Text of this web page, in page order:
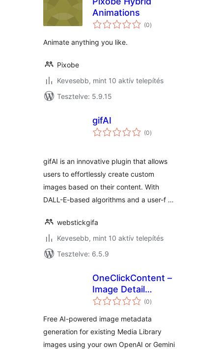
Animations
(0értékelés
összesen
)
Animate anything you like.
Pixobe
Kevesebb, mint 10 aktív telepítés
Tesztelve: 5.9.15
gifAI
(0értékelés
összesen
)
gifAI is an innovative plugin that allows
users to effortlessly create custom
images based on their content. With
DALL-E-based algorithms and a user-f …
webstickgifa
Kevesebb, mint 10 aktív telepítés
Tesztelve: 6.5.9
OneClickContent –
Image Detail
Generator
(0értékelés
összesen
)
Free AI-powered image metadata
generation for existing Media Library
images using your own OpenAI or Gemini